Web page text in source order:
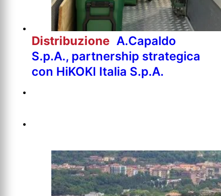
Distribuzione A.Capaldo
S.p.A., partnership strategica
con HiKOKI Italia S.p.A.